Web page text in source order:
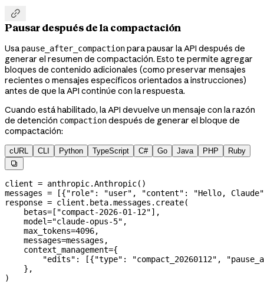

Pausar después de la compactación
Usa pause_after_compactionpara pausar la API después de
generar el resumen de compactación. Esto te permite agregar
bloques de contenido adicionales (como preservar mensajes
recientes o mensajes específicos orientados a instrucciones)
antes de que la API continúe con la respuesta.
Cuando está habilitado, la API devuelve un mensaje con la razón
de detención compactiondespués de generar el bloque de
compactación:
cURL CLI Python TypeScript C# Go Java PHP Ruby

client = anthropic.Anthropic()
messages = [{"role" : "user" , "content" :
"Hello, Claude"
response = client.beta.messages.create(
    betas
= [ "compact-2026-01-12"],
    model
="claude-opus-5" ,
    max_tokens
=4096,
    messages
=messages,
    context_management
={
        "edits"
: [{"type" : "compact_20260112" ,
    },
)